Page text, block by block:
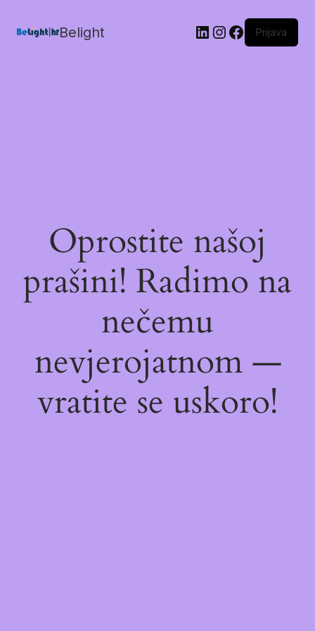
Belight Prijava
Oprostite našoj
prašini! Radimo na
nečemu
nevjerojatnom —
vratite se uskoro!